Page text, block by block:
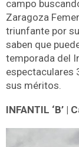
campo
Zaragoza
triunfante por
saben que
temporada del
espectaculares
sus méritos.
INFANTIL ‘B’ |